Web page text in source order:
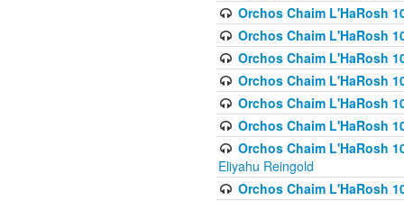
Orchos Chaim L'HaRosh
Orchos Chaim L'HaRosh
Orchos Chaim L'HaRosh
Orchos Chaim L'HaRosh
Orchos Chaim L'HaRosh
Orchos Chaim L'HaRosh
Orchos Chaim L'HaRosh
Eliyahu Reingold
Orchos Chaim L'HaRosh